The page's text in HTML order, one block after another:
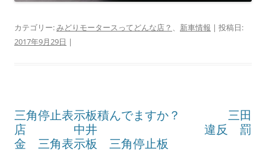
カテゴリー:みどりモータースってどんな店？ 、 新車情報 | 投稿日:
2017年9月29日 |
三角停止表示板積んでますか？ 三田
店 中井 違反 罰
金 三角表示板 三角停止板